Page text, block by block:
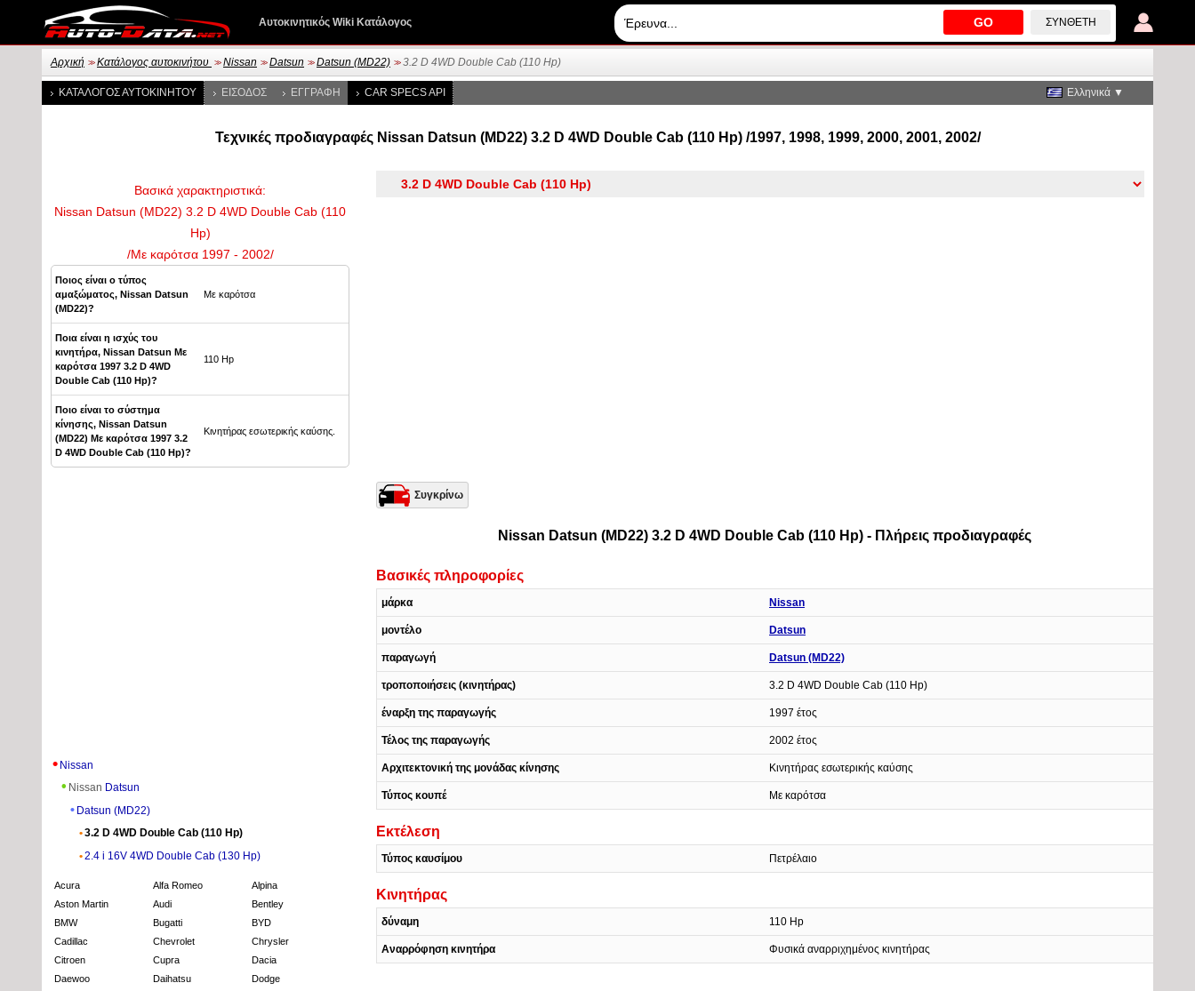
GO ΣΎΝΘΕΤΗ
Αυτοκινητικός Wiki Κατάλογος
Αρχική >> Κατάλογος αυτοκινήτου >> Nissan >> Datsun >> Datsun (MD22) >> 3.2 D 4WD Double Cab (110 Hp)
ΚΑΤΆΛΟΓΟΣ ΑΥΤΟΚΙΝΉΤΟΥ ΕΊΣΟΔΟΣ ΕΓΓΡΑΦΉ CAR SPECS API Ελληνικά ▼
Τεχνικές προδιαγραφές Nissan Datsun (MD22) 3.2 D 4WD Double Cab (110 Hp) /1997, 1998, 1999, 2000, 2001, 2002/
Βασικά χαρακτηριστικά:
Nissan Datsun (MD22) 3.2 D 4WD Double Cab (110
Hp)
/Με καρότσα 1997 - 2002/
Ποιος είναι ο τύπος
αμαξώματος, Nissan Datsun
(MD22)?
Με καρότσα
Ποια είναι η ισχύς του
κινητήρα, Nissan Datsun Με
καρότσα 1997 3.2 D 4WD
Double Cab (110 Hp)?
110 Hp
Ποιο είναι το σύστημα
κίνησης, Nissan Datsun
(MD22) Με καρότσα 1997 3.2
D 4WD Double Cab (110 Hp)?
Κινητήρας εσωτερικής καύσης.
Nissan
Nissan Datsun
Datsun (MD22)
3.2 D 4WD Double Cab (110 Hp)
2.4 i 16V 4WD Double Cab (130 Hp)
Acura Alfa Romeo
Alpina
Aston Martin
Audi
Bentley
BMW
Bugatti
BYD
Cadillac
Chevrolet
Chrysler
Citroen
Cupra
Dacia
Daewoo
Daihatsu
Dodge
Συγκρίνω
Nissan Datsun (MD22) 3.2 D 4WD Double Cab (110 Hp) - Πλήρεις προδιαγραφές
Βασικές πληροφορίες
μάρκα Nissan
μοντέλο Datsun
παραγωγή Datsun (MD22)
τροποποιήσεις (κινητήρας) 3.2 D 4WD Double Cab (110 Hp)
έναρξη της παραγωγής 1997 έτος
Τέλος της παραγωγής 2002 έτος
Αρχιτεκτονική της μονάδας κίνησης Κινητήρας εσωτερικής καύσης
Τύπος κουπέ Με καρότσα
Εκτέλεση
Τύπος καυσίμου Πετρέλαιο
Κινητήρας
δύναμη 110 Hp
Αναρρόφηση κινητήρα Φυσικά αναρριχημένος κινητήρας